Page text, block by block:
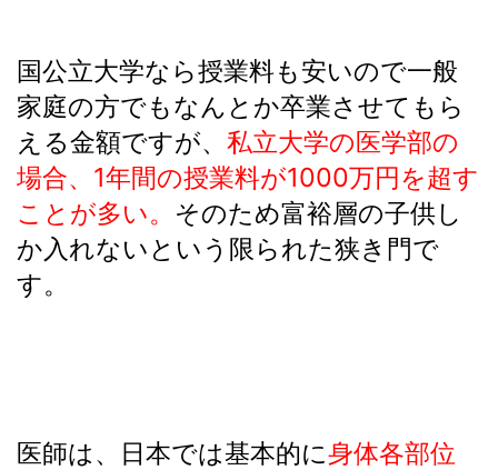
国公立大学なら授業料も安いので一般
家庭の方でもなんとか卒業させてもら
える金額ですが、 私立大学の医学部の
場合、1年間の授業料が1000万円を超す
ことが多い。 そのため富裕層の子供し
か入れないという限られた狭き門で
す。
医師は、日本では基本的に身体各部位